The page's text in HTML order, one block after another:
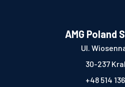
AMG Poland
Ul.
30-237
+48 514